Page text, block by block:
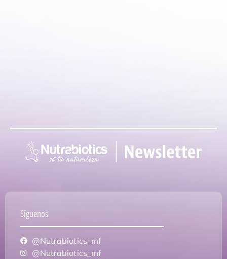
Síguenos
@Nutrabiotics_mf
@Nutrabiotics_mf